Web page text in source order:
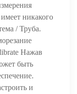
никакого
/ Труба.
Нажав
быть
и